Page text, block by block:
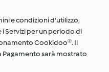
e condizioni d'utilizzo,
i Servizi per un periodo di
Cookidoo®. Il
Pagamento sarà mostrato